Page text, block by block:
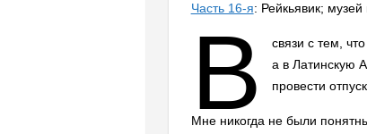
Часть 16-я: Рейкьявик;
В
связи с тем,
а в Латинскую
провести
Мне никогда не были